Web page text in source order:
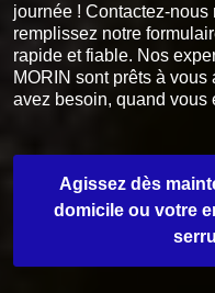
journée ! Contactez-
remplissez notre
rapide et fiable. Nos
MORIN sont prêts à
avez besoin, quand vous
Agissez dès
domicile ou votre